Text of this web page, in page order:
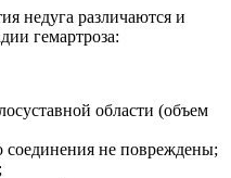
недуга различаются и
гемартроза:
области (объем
соединения не повреждены;